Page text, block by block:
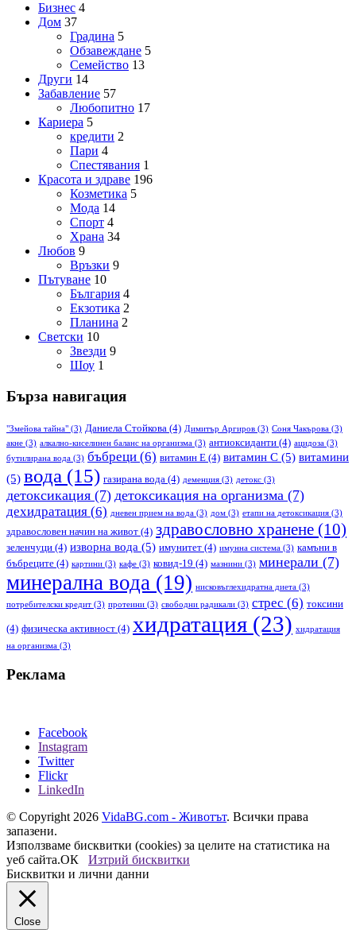
Бизнес 4
Дом 37
Градина 5
Обзавеждане 5
Семейство 13
Други 14
Забавление 57
Любопитно 17
Кариера 5
кредити 2
Пари 4
Спестявания 1
Красота и здраве 196
Козметика 5
Мода 14
Спорт 4
Храна 34
Любов 9
Връзки 9
Пътуване 10
България 4
Екзотика 2
Планина 2
Светски 10
Звезди 9
Шоу 1
Бърза навигация
"Змейова тайна" (3) Даниела Стойкова (4) Димитър Аргиров (3) Соня Чакърова (3)
акне (3) алкално-киселинен баланс на организма (3) антиоксиданти (4) ацидоза (3)
бутилирана вода (3) бъбреци (6) витамин Е (4) витамин С (5) витамини
(5) вода (15) газирана вода (4) деменция (3) детокс (3)
детоксикация (7) детоксикация на организма (7)
дехидратация (6) дневен прием на вода (3) дом (3) етапи на детоксикация (3)
здравословен начин на живот (4) здравословно хранене (10)
зеленчуци (4) изворна вода (5) имунитет (4) имунна система (3) камъни в
бъбреците (4) картини (3) кафе (3) ковид-19 (4) мазнини (3) минерали (7)
минерална вода (19) нисковъглехидратна диета (3)
потребителски кредит (3) протеини (3) свободни радикали (3) стрес (6) токсини
(4) физическа активност (4) хидратация (23) хидратация
на организма (3)
Реклама
Facebook
Instagram
Twitter
Flickr
LinkedIn
© Copyright 2026 VidaBG.com - Животът. Всички права
запазени.
Използваме бисквитки (cookies) за целите на статистика на
уеб сайта.ОК
Изтрий бисквитки
Бисквитки и лични данни
Close